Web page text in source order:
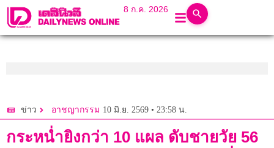
8 ก.ค. 2026
ข่าว อาชญากรรม 10 มิ.ย. 2569 • 23:58 น.
กระหน่ำยิงกว่า 10 แผล ดับชายวัย 56